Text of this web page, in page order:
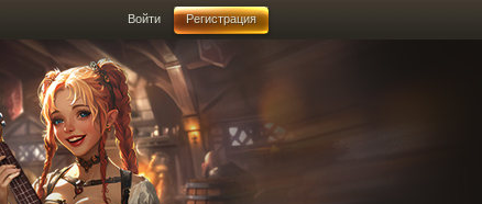
Войти Регистрация